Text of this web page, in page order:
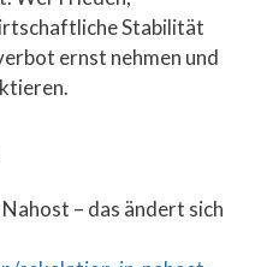
Stabilität
ernst nehmen und
– das ändert sich